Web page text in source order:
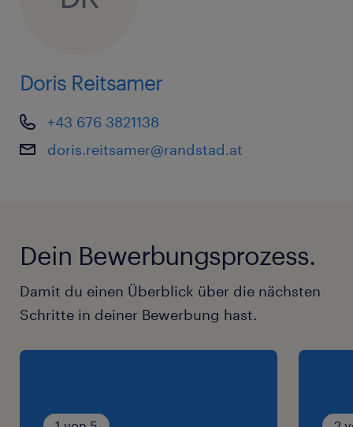
Doris Reitsamer
+43 676 3821138
doris.reitsamer@randstad.at
Dein Bewerbungsprozess.
Damit du einen Überblick über die nächsten
Schritte in deiner Bewerbung hast.